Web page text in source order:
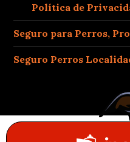
Política de
Seguro para Perros,
Seguro Perros